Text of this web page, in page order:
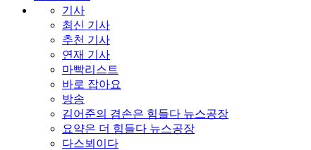
기사
최신 기사
추천 기사
연재 기사
마빡리스트
바로 잡아요
방송
김어준의 겸손은 힘들다 뉴스공장
요약은 더 힘들다 뉴스공장
다스뵈이다